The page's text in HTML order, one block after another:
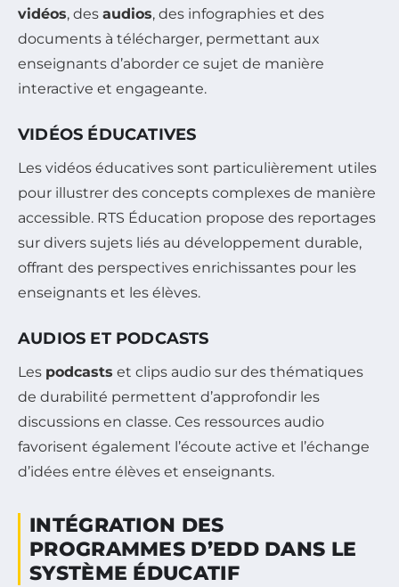
vidéos, des audios, des infographies et des
documents à télécharger, permettant aux
enseignants d’aborder ce sujet de manière
interactive et engageante.
VIDÉOS ÉDUCATIVES
Les vidéos éducatives sont particulièrement utiles
pour illustrer des concepts complexes de manière
accessible. RTS Éducation propose des reportages
sur divers sujets liés au développement durable,
offrant des perspectives enrichissantes pour les
enseignants et les élèves.
AUDIOS ET PODCASTS
Les podcasts et clips audio sur des thématiques
de durabilité permettent d’approfondir les
discussions en classe. Ces ressources audio
favorisent également l’écoute active et l’échange
d’idées entre élèves et enseignants.
INTÉGRATION DES
PROGRAMMES D’EDD DANS LE
SYSTÈME ÉDUCATIF